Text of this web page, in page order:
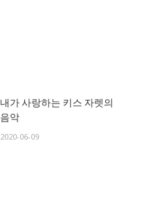
내가 사랑하는 키스 자렛의
음악
2020-06-09